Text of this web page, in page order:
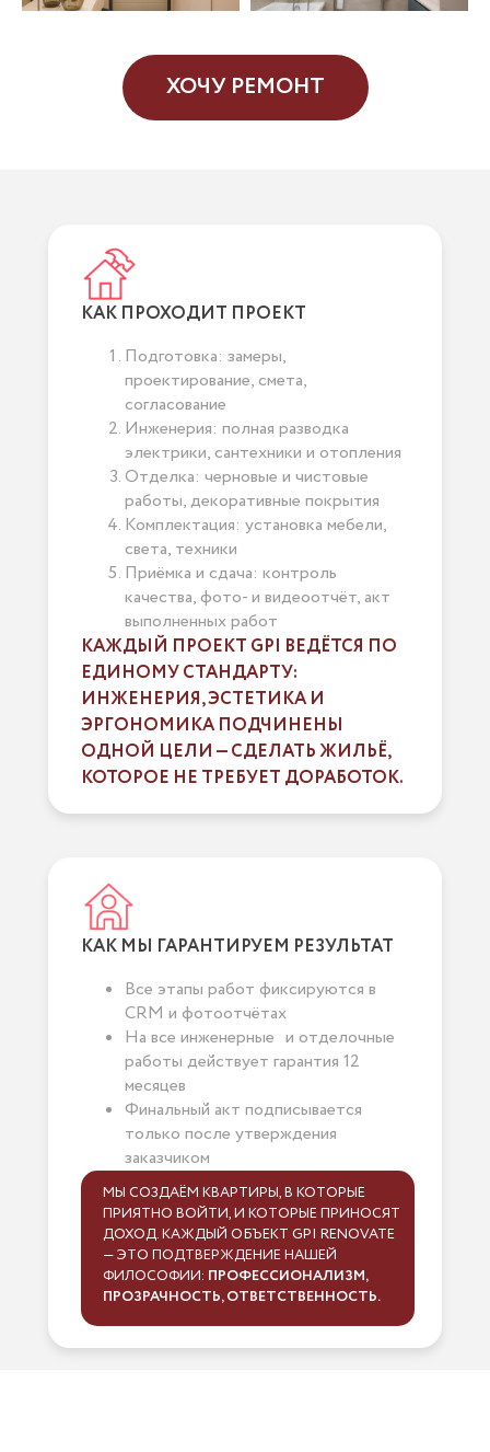
ХОЧУ РЕМОНТ
КАК ПРОХОДИТ ПРОЕКТ
Подготовка: замеры,
проектирование, смета,
согласование
Инженерия: полная разводка
электрики, сантехники и отопления
Отделка: черновые и чистовые
работы, декоративные покрытия
Комплектация: установка мебели,
света, техники
Приёмка и сдача: контроль
качества, фото- и видеоотчёт, акт
выполненных работ
КАЖДЫЙ ПРОЕКТ GPI ВЕДЁТСЯ ПО
ЕДИНОМУ СТАНДАРТУ:
ИНЖЕНЕРИЯ, ЭСТЕТИКА И
ЭРГОНОМИКА ПОДЧИНЕНЫ
ОДНОЙ ЦЕЛИ — СДЕЛАТЬ ЖИЛЬЁ,
КОТОРОЕ НЕ ТРЕБУЕТ ДОРАБОТОК.
КАК МЫ ГАРАНТИРУЕМ РЕЗУЛЬТАТ
Все этапы работ фиксируются в
CRM и фотоотчётах
На все инженерные и отделочные
работы действует гарантия 12
месяцев
Финальный акт подписывается
только после утверждения
заказчиком
МЫ СОЗДАЁМ КВАРТИРЫ, В КОТОРЫЕ
ПРИЯТНО ВОЙТИ, И КОТОРЫЕ ПРИНОСЯТ
ДОХОД. КАЖДЫЙ ОБЪЕКТ GPI RENOVATE
— ЭТО ПОДТВЕРЖДЕНИЕ НАШЕЙ
ФИЛОСОФИИ: ПРОФЕССИОНАЛИЗМ,
ПРОЗРАЧНОСТЬ, ОТВЕТСТВЕННОСТЬ.